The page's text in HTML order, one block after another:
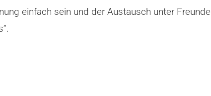
einfach sein und der Austausch unter